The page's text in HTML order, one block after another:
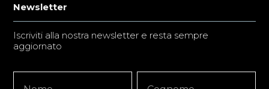
Newsletter
Iscriviti alla nostra newsletter e resta sempre
aggiornato